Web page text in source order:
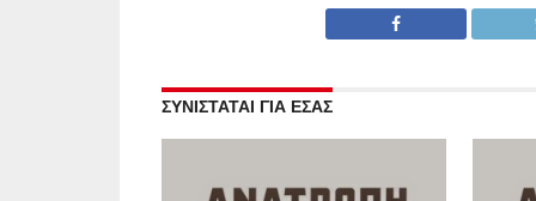
ΣΥΝΙΣΤΑΤΑΙ ΓΙΑ ΕΣΑΣ